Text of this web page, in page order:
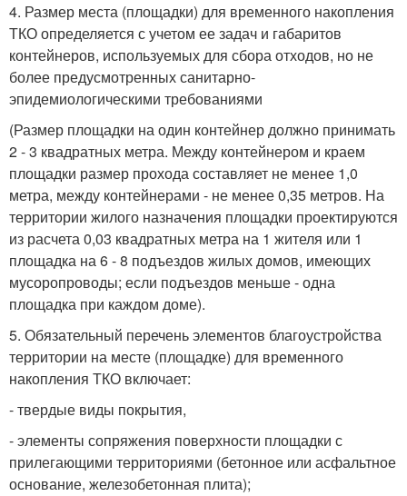
4. Размер места (площадки) для временного накопления
ТКО определяется с учетом ее задач и габаритов
контейнеров, используемых для сбора отходов, но не
более предусмотренных санитарно-
эпидемиологическими требованиями
(Размер площадки на один контейнер должно принимать
2 - 3 квадратных метра. Между контейнером и краем
площадки размер прохода составляет не менее 1,0
метра, между контейнерами - не менее 0,35 метров. На
территории жилого назначения площадки проектируются
из расчета 0,03 квадратных метра на 1 жителя или 1
площадка на 6 - 8 подъездов жилых домов, имеющих
мусоропроводы; если подъездов меньше - одна
площадка при каждом доме).
5. Обязательный перечень элементов благоустройства
территории на месте (площадке) для временного
накопления ТКО включает:
- твердые виды покрытия,
- элементы сопряжения поверхности площадки с
прилегающими территориями (бетонное или асфальтное
основание, железобетонная плита);